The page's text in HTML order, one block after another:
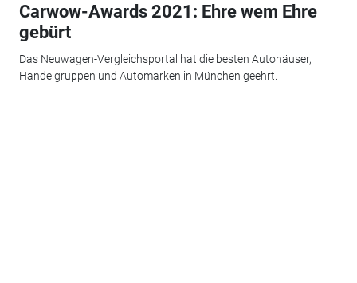
Carwow-Awards 2021: Ehre wem Ehre
gebürt
Das Neuwagen-Vergleichsportal hat die besten Autohäuser,
Handelgruppen und Automarken in München geehrt.